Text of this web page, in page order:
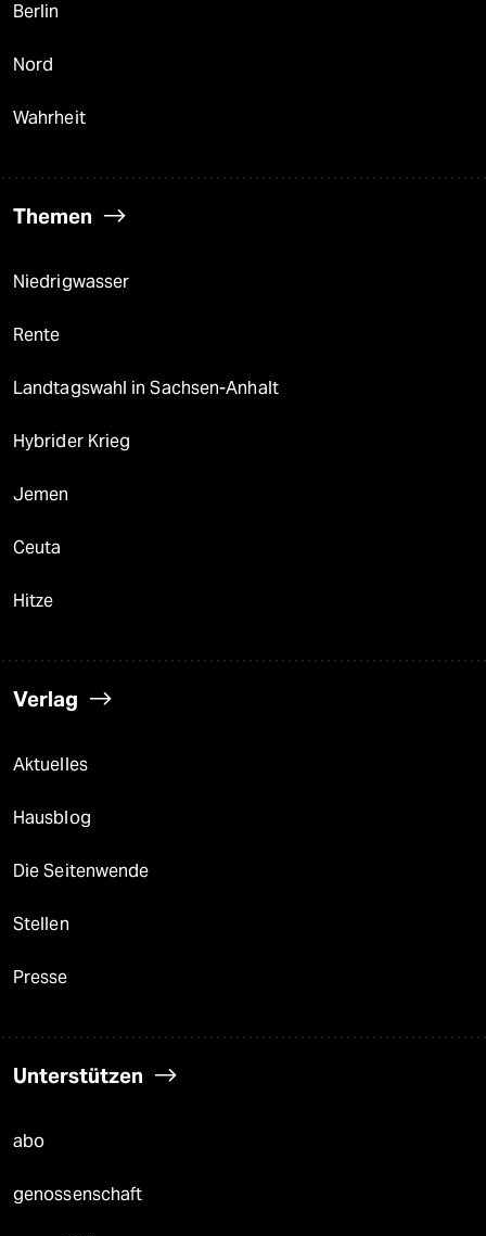
Berlin
Nord
Wahrheit
Themen
Niedrigwasser
Rente
Landtagswahl in Sachsen-Anhalt
Hybrider Krieg
Jemen
Ceuta
Hitze
Verlag
Aktuelles
Hausblog
Die Seitenwende
Stellen
Presse
Unterstützen
abo
genossenschaft